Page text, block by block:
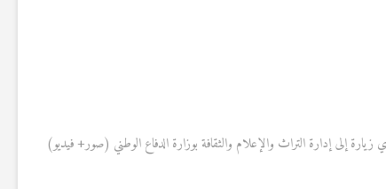
زيارة إلى إدارة التراث والإعلام والثقافة بوزارة الدفاع الوطني (صور+ فيديو)